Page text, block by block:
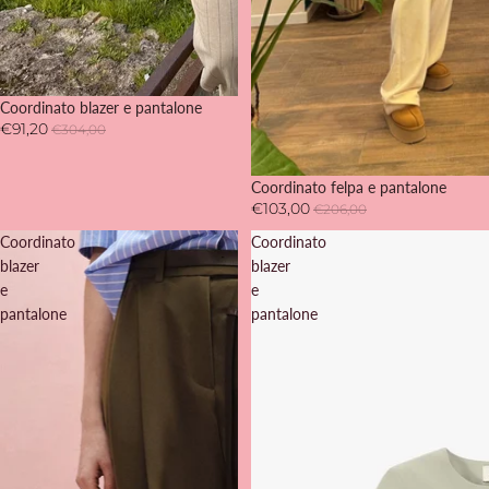
-70%
Coordinato blazer e pantalone
€91,20 €304,00
-50%
Coordinato felpa e pantalone
€103,00 €206,00
Coordinato
blazer
e
pantalone
Coordinato
blazer
e
pantalone